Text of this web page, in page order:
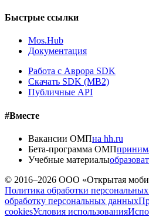
Быстрые ссылки
Mos.Hub
Документация
Работа с Аврора SDK
Скачать SDK (MB2)
Публичные API
#Вместе
Вакансии ОМПна hh.ru
Бета-программа ОМП
Учебные материалы
© 2016–2026 ООО «Открытая
Политика обработки
обработку персональных данных
cookiesУсловия использования